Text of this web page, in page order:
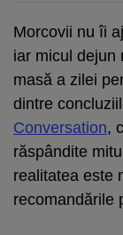
Morcovii nu îi
iar micul dejun
masă a zilei
dintre
Conversation,
răspândite
realitatea este
recomandările